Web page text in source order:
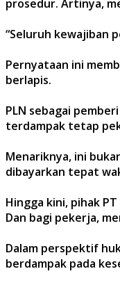
prosedur. Artinya,
“Seluruh kewajiban
Pernyataan ini
berlapis.
PLN sebagai
terdampak tetap
Menariknya, ini
dibayarkan tepat
Hingga kini, pihak
Dan bagi pekerja,
Dalam perspektif
berdampak pada